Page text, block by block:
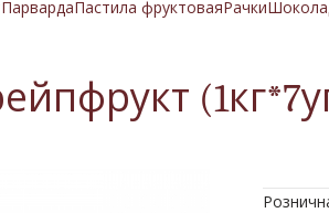
ПарвардаПастила фруктоваяРачки